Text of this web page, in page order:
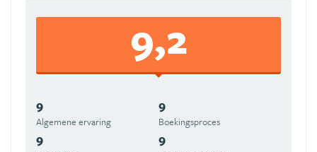
9,2
9
Algemene ervaring
9
Boekingsproces
9 9